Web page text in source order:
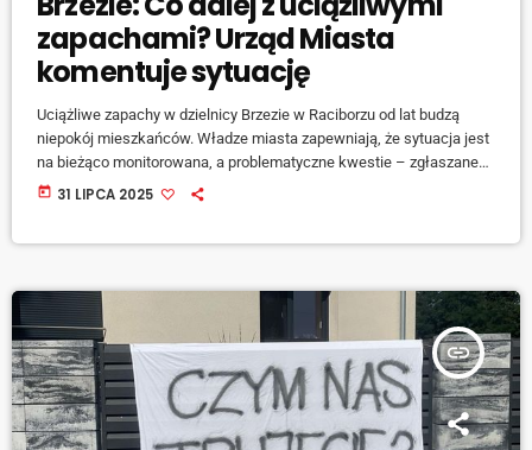
zapachami? Urząd Miasta
komentuje sytuację
Uciążliwe zapachy w dzielnicy Brzezie w Raciborzu od lat budzą
niepokój mieszkańców. Władze miasta zapewniają, że sytuacja jest
na bieżąco monitorowana, a problematyczne kwestie – zgłaszane
do odpowiednich instytucji. – W tej chwili nie otrzymaliśmy żadnych
today 31 LIPCA 2025
insert_link